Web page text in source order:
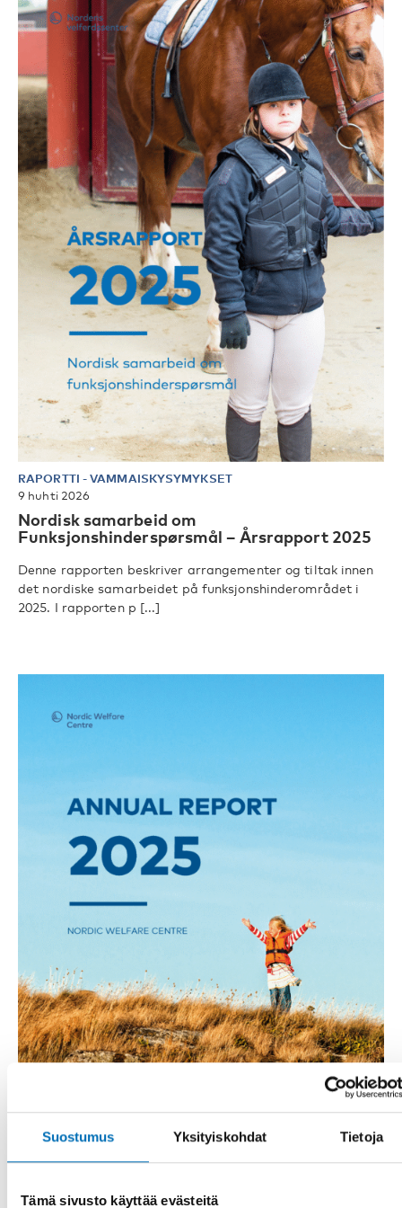
Suostumus Yksityiskohdat Tietoja
Tämä sivusto käyttää evästeitä
RAPORTTI -VAMMAISKYSYMYKSET
9 huhti 2026
Nordisk samarbeid om
Funksjonshinderspørsmål – Årsrapport 2025
Denne rapporten beskriver arrangementer og tiltak innen
det nordiske samarbeidet på funksjonshinderområdet i
2025. I rapporten p [...]
2 huhti 2026